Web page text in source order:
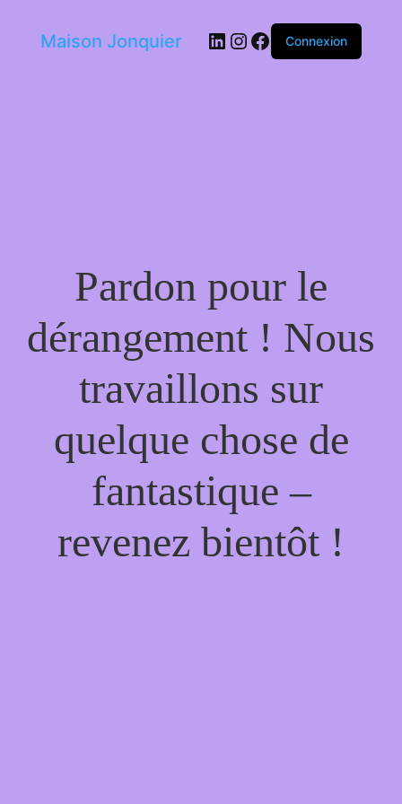
Maison Jonquier LinkedIn
Instagram
Facebook
Connexion
Pardon pour le
dérangement ! Nous
travaillons sur
quelque chose de
fantastique –
revenez bientôt !